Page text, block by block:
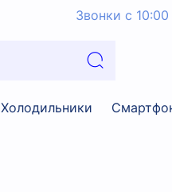
Звонки с
Холодильники